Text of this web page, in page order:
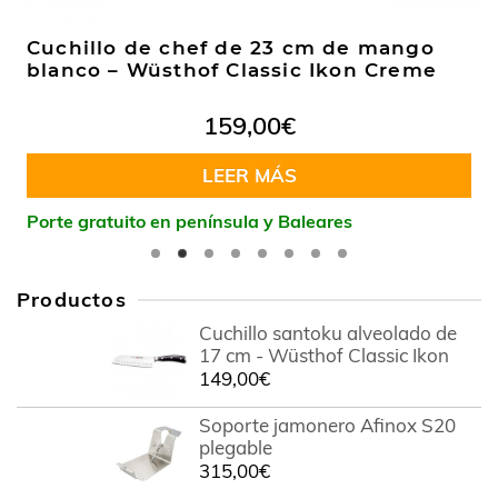
Cuchillo de chef de 23 cm de mango
blanco – Wüsthof Classic Ikon Creme
159,00€
LEER MÁS
Porte gratuito en península y Baleares
Productos
Cuchillo santoku alveolado de
17 cm - Wüsthof Classic Ikon
149,00€
Soporte jamonero Afinox S20
plegable
315,00€